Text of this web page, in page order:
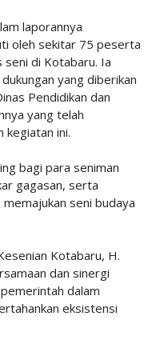
laporannya
oleh sekitar 75 peserta
di Kotabaru. Ia
yang diberikan
Pendidikan dan
yang telah
kegiatan ini.
bagi para seniman
gagasan, serta
seni budaya
Kotabaru, H.
dan sinergi
dalam
eksistensi